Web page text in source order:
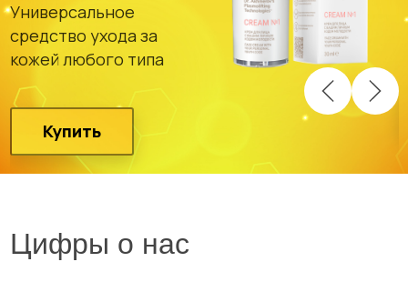
Универсальное
средство ухода за
кожей любого типа
Купить
Цифры о нас